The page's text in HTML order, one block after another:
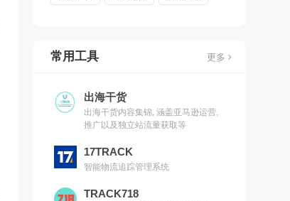
常用工具 更多
出海干货
出海干货内容集锦, 涵盖亚马逊运营,
推广以及独立站流量获取等
17TRACK
智能物流追踪管理系统
TRACK718